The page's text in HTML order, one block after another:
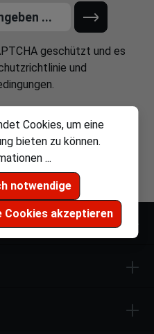
geschützt und es
und
.
gelesen und bin mit ihnen
Cookies, um eine
bieten zu können.
...
notwendige
Cookies akzeptieren